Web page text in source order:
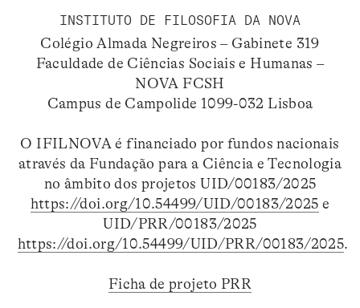
INSTITUTO DE FILOSOFIA DA NOVA
Colégio Almada Negreiros – Gabinete 319
Faculdade de Ciências Sociais e Humanas –
NOVA FCSH
Campus de Campolide 1099-032 Lisboa
O IFILNOVA é financiado por fundos nacionais
através da Fundação para a Ciência e Tecnologia
no âmbito dos projetos UID/00183/2025
https://doi.org/10.54499/UID/00183/2025 e
UID/PRR/00183/2025
https://doi.org/10.54499/UID/PRR/00183/2025.
Ficha de projeto PRR